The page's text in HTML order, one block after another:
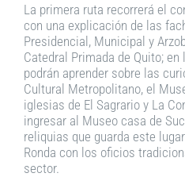
La primera ruta recorrerá el
con una explicación de las
Presidencial, Municipal y
Catedral Primada de Quito;
podrán aprender sobre las
Cultural Metropolitano, el
iglesias de El Sagrario y La
ingresar al Museo casa de
reliquias que guarda este
Ronda con los oficios
sector.